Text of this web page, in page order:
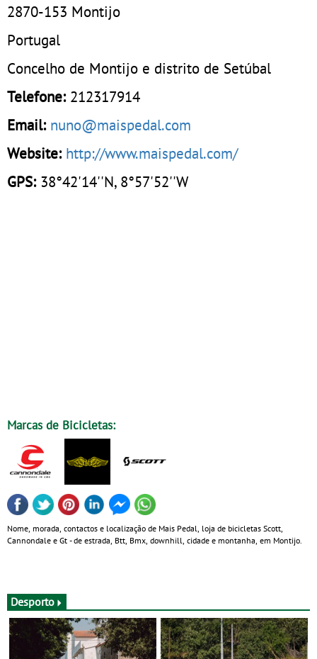
2870-153 Montijo
Portugal
Concelho de Montijo e distrito de Setúbal
Telefone: 212317914
Email: nuno@maispedal.com
Website: http://www.maispedal.com/
GPS:38°42'14''N, 8°57'52''W
Marcas de Bicicletas:
Nome, morada, contactos e localização de Mais Pedal, loja de bicicletas Scott,
Cannondale e Gt - de estrada, Btt, Bmx, downhill, cidade e montanha, em Montijo.
Desporto